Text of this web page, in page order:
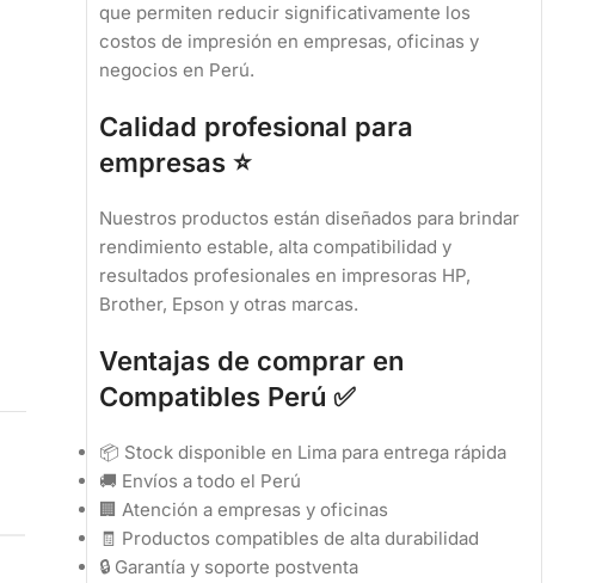
que permiten reducir significativamente los
costos de impresión en empresas, oficinas y
negocios en Perú.
Calidad profesional para
empresas ⭐
Nuestros productos están diseñados para brindar
rendimiento estable, alta compatibilidad y
resultados profesionales en impresoras HP,
Brother, Epson y otras marcas.
Ventajas de comprar en
Compatibles Perú ✅
📦 Stock disponible en Lima para entrega rápida
🚚 Envíos a todo el Perú
🏢 Atención a empresas y oficinas
🧾 Productos compatibles de alta durabilidad
🔒 Garantía y soporte postventa